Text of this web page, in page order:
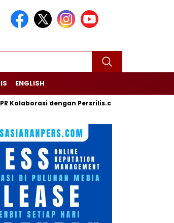
ENGLISH
dengan Persrilis.com Berikan Jasa PR dan